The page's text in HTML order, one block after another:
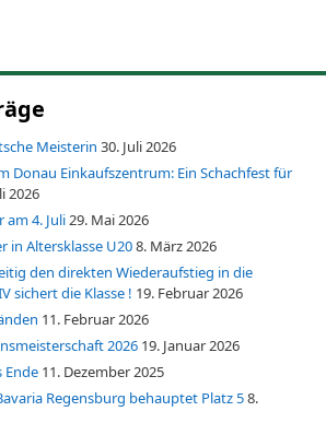
Meisterin 30. Juli 2026
Donau Einkaufszentrum: Ein Schachfest für
2026
am 4. Juli29. Mai 2026
in Altersklasse U208. März 2026
den direkten Wiederaufstieg in die
sichert die Klasse ! 19. Februar 2026
11. Februar 2026
2026 19. Januar 2026
Ende 11. Dezember 2025
Regensburg behauptet Platz 58.